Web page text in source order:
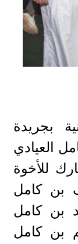
بجريدة
العيادي
للأخوة
بن كامل
بن كامل
بن كامل
اللبن السايب
الأمراض...